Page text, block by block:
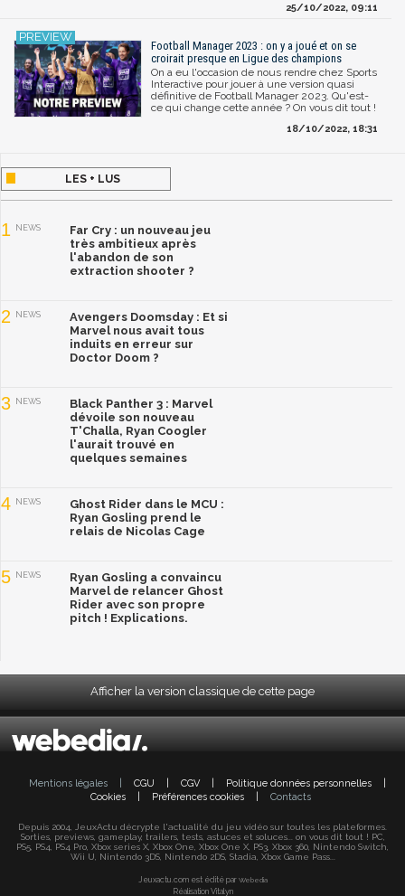
25/10/2022, 09:11
Football Manager 2023 : on y a joué et on se
croirait presque en Ligue des champions
On a eu l'occasion de nous rendre chez Sports
Interactive pour jouer à une version quasi
définitive de Football Manager 2023. Qu'est-
ce qui change cette année ? On vous dit tout !
18/10/2022, 18:31
LES + LUS
1 NEWS
Far Cry : un nouveau jeu
très ambitieux après
l'abandon de son
extraction shooter ?
2 NEWS
Avengers Doomsday : Et si
Marvel nous avait tous
induits en erreur sur
Doctor Doom ?
3 NEWS
Black Panther 3 : Marvel
dévoile son nouveau
T'Challa, Ryan Coogler
l'aurait trouvé en
quelques semaines
4 NEWS
Ghost Rider dans le MCU :
Ryan Gosling prend le
relais de Nicolas Cage
5 NEWS
Ryan Gosling a convaincu
Marvel de relancer Ghost
Rider avec son propre
pitch ! Explications.
Afficher la version classique de cette page
Mentions légales CGU CGV Politique données personnelles
Cookies
Préférences cookies Contacts
Depuis 2004, JeuxActu décrypte l'actualité du jeu vidéo sur toutes les plateformes.
Sorties, previews, gameplay, trailers, tests, astuces et soluces... on vous dit tout ! PC,
PS5, PS4, PS4 Pro, Xbox series X, Xbox One, Xbox One X, PS3, Xbox 360, Nintendo Switch,
Wii U, Nintendo 3DS, Nintendo 2DS, Stadia, Xbox Game Pass...
Jeuxactu.com est édité par Webedia
Réalisation Vitalyn